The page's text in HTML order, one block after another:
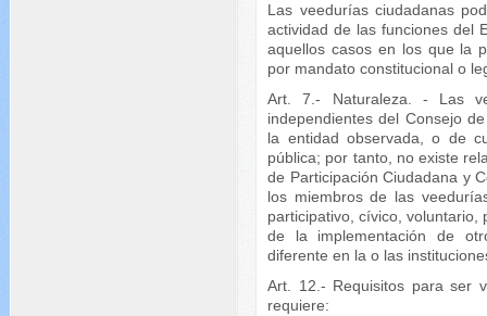
Las veedurías ciudadanas
actividad de las funciones del
aquellos casos en los que la
por mandato constitucional o
Art. 7.- Naturaleza. - Las
independientes del Consejo
la entidad observada, o de
pública; por tanto, no existe
de Participación Ciudadana y
los miembros de las
participativo, cívico, voluntario,
de la implementación de
diferente en la o las
Art. 12.- Requisitos para ser
requiere: